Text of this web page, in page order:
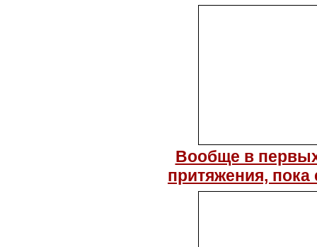
Вообще в
притяжения, пока